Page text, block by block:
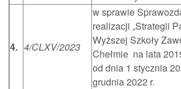
4. 4/CLXV/2023
w sprawie
realizacji „Strategii
Wyższej Szkoły
Chełmie na lata
od dnia 1 stycznia
grudnia 2022 r.